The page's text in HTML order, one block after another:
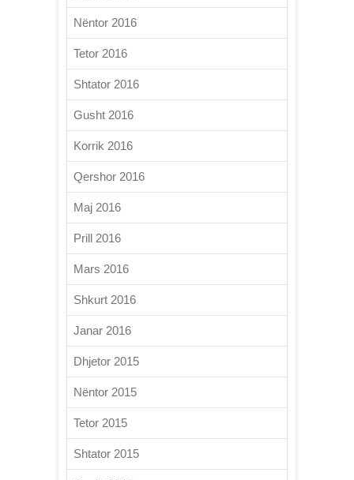
Nëntor 2016
Tetor 2016
Shtator 2016
Gusht 2016
Korrik 2016
Qershor 2016
Maj 2016
Prill 2016
Mars 2016
Shkurt 2016
Janar 2016
Dhjetor 2015
Nëntor 2015
Tetor 2015
Shtator 2015